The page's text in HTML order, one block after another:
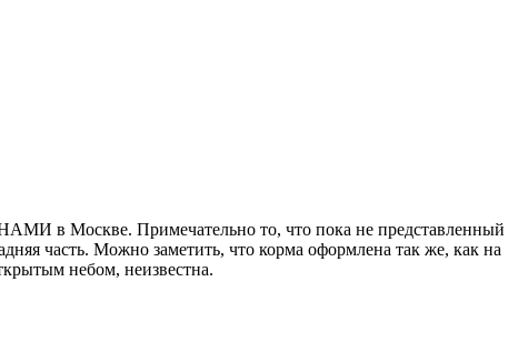
в Москве. Примечательно то, что пока не представленный
часть. Можно заметить, что корма оформлена так же, как на
небом, неизвестна.